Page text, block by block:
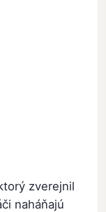
zverejnil
naháňajú